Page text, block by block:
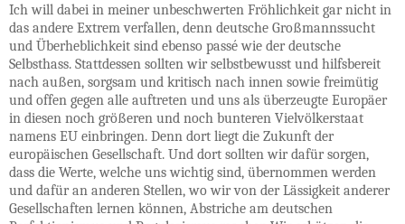
Ich will dabei in meiner unbeschwerten Fröhlichkeit gar nicht in
das andere Extrem verfallen, denn deutsche Großmannssucht
und Überheblichkeit sind ebenso passé wie der deutsche
Selbsthass. Stattdessen sollten wir selbstbewusst und hilfsbereit
nach außen, sorgsam und kritisch nach innen sowie freimütig
und offen gegen alle auftreten und uns als überzeugte Europäer
in diesen noch größeren und noch bunteren Vielvölkerstaat
namens EU einbringen. Denn dort liegt die Zukunft der
europäischen Gesellschaft. Und dort sollten wir dafür sorgen,
dass die Werte, welche uns wichtig sind, übernommen werden
und dafür an anderen Stellen, wo wir von der Lässigkeit anderer
Gesellschaften lernen können, Abstriche am deutschen